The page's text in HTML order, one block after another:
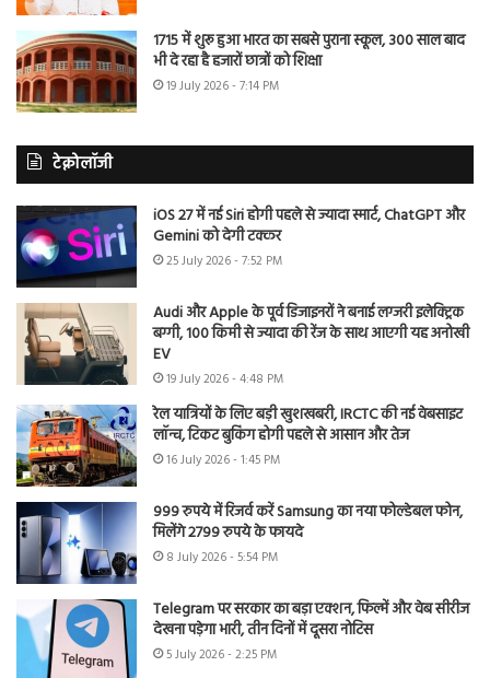
1715 में शुरू हुआ भारत का सबसे पुराना स्कूल, 300 साल बाद
भी दे रहा है हजारों छात्रों को शिक्षा
19 July 2026 - 7:14 PM
टेक्नोलॉजी
iOS 27 में नई Siri होगी पहले से ज्यादा स्मार्ट, ChatGPT और
Gemini को देगी टक्कर
25 July 2026 - 7:52 PM
Audi और Apple के पूर्व डिजाइनरों ने बनाई लग्जरी इलेक्ट्रिक
बग्गी, 100 किमी से ज्यादा की रेंज के साथ आएगी यह अनोखी
EV
19 July 2026 - 4:48 PM
रेल यात्रियों के लिए बड़ी खुशखबरी, IRCTC की नई वेबसाइट
लॉन्च, टिकट बुकिंग होगी पहले से आसान और तेज
16 July 2026 - 1:45 PM
999 रुपये में रिजर्व करें Samsung का नया फोल्डेबल फोन,
मिलेंगे 2799 रुपये के फायदे
8 July 2026 - 5:54 PM
Telegram पर सरकार का बड़ा एक्शन, फिल्में और वेब सीरीज
देखना पड़ेगा भारी, तीन दिनों में दूसरा नोटिस
5 July 2026 - 2:25 PM